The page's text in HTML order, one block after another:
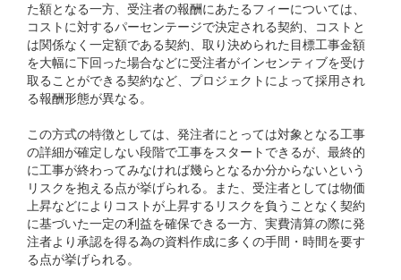
た額となる一方、受注者の報酬にあたるフィーについては、
コストに対するパーセンテージで決定される契約、コストと
は関係なく一定額である契約、取り決められた目標工事金額
を大幅に下回った場合などに受注者がインセンティブを受け
取ることができる契約など、プロジェクトによって採用され
る報酬形態が異なる。
この方式の特徴としては、発注者にとっては対象となる工事
の詳細が確定しない段階で工事をスタートできるが、最終的
に工事が終わってみなければ幾らとなるか分からないという
リスクを抱える点が挙げられる。また、受注者としては物価
上昇などによりコストが上昇するリスクを負うことなく契約
に基づいた一定の利益を確保できる一方、実費清算の際に発
注者より承認を得る為の資料作成に多くの手間・時間を要す
る点が挙げられる。